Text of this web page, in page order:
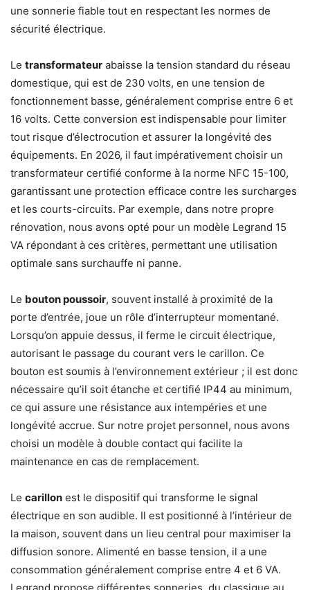
une sonnerie fiable tout en respectant les normes de
sécurité électrique.
Le transformateur abaisse la tension standard du réseau
domestique, qui est de 230 volts, en une tension de
fonctionnement basse, généralement comprise entre 6 et
16 volts. Cette conversion est indispensable pour limiter
tout risque d’électrocution et assurer la longévité des
équipements. En 2026, il faut impérativement choisir un
transformateur certifié conforme à la norme NFC 15-100,
garantissant une protection efficace contre les surcharges
et les courts-circuits. Par exemple, dans notre propre
rénovation, nous avons opté pour un modèle Legrand 15
VA répondant à ces critères, permettant une utilisation
optimale sans surchauffe ni panne.
Le bouton poussoir, souvent installé à proximité de la
porte d’entrée, joue un rôle d’interrupteur momentané.
Lorsqu’on appuie dessus, il ferme le circuit électrique,
autorisant le passage du courant vers le carillon. Ce
bouton est soumis à l’environnement extérieur ; il est donc
nécessaire qu’il soit étanche et certifié IP44 au minimum,
ce qui assure une résistance aux intempéries et une
longévité accrue. Sur notre projet personnel, nous avons
choisi un modèle à double contact qui facilite la
maintenance en cas de remplacement.
Le carillon est le dispositif qui transforme le signal
électrique en son audible. Il est positionné à l’intérieur de
la maison, souvent dans un lieu central pour maximiser la
diffusion sonore. Alimenté en basse tension, il a une
consommation généralement comprise entre 4 et 6 VA.